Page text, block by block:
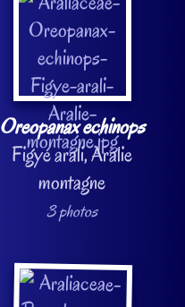
Oreopanax echinops
Figyé arali, Aralie
montagne
3 photos